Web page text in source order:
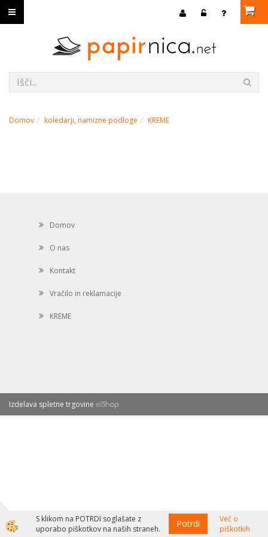
Domov koledarji, namizne podloge KREME
Domov
O nas
Kontakt
Vračilo in reklamacije
KREME
Izdelava spletne trgovine
S klikom na POTRDI soglašate z
uporabo piškotkov na naših straneh.
Potrdi
Več o
piškotkih